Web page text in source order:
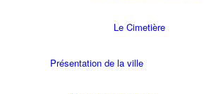
Le Cimetière
Présentation de la ville